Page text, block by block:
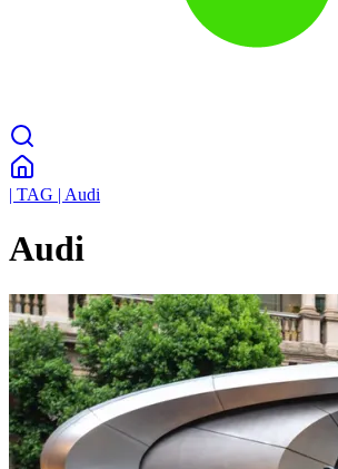
| TAG | Audi
Audi